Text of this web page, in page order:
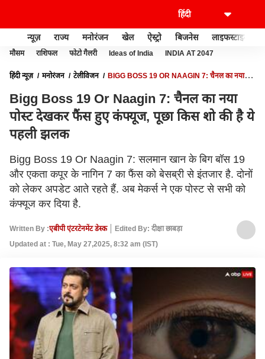
न्यूज़ राज्य मनोरंजन खेल ऐस्ट्रो बिजनेस लाइफस्टाइल
मौसम राशिफल फोटो गैलरी Ideas of India INDIA AT 2047
हिंदी न्यूज़ मनोरंजन टेलीविजन
BIGG BOSS 19 OR NAAGIN 7: चैनल का नया
Bigg Boss 19 Or Naagin 7: चैनल का नया
पोस्ट देखकर फैंस हुए कंफ्यूज, पूछा किस शो की है ये
पहली झलक
Bigg Boss 19 Or Naagin 7: सलमान खान के बिग बॉस 19
और एकता कपूर के नागिन 7 का फैंस को बेसब्री से इंतजार है. दोनों
को लेकर अपडेट आते रहते हैं. अब मेकर्स ने एक पोस्ट से सभी को
कंफ्यूज कर दिया है.
Written By :एबीपी एंटरटेनमेंट डेस्क
Edited By: दीक्षा छाबड़ा
Updated at : Tue, May 27,2025, 8:32 am (IST)